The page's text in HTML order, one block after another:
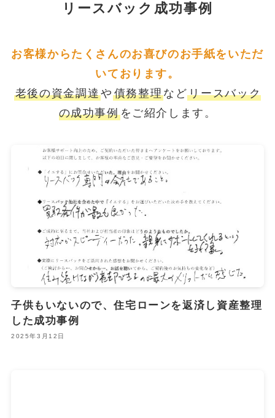
リースバック成功事例
お客様からたくさんのお喜びのお手紙をいただ
いております。
老後の資金調達や 債務整理などリースバック
の成功事例をご紹介します。
子供もいないので、住宅ローンを返済し資産整理
した成功事例
2025年3月12日